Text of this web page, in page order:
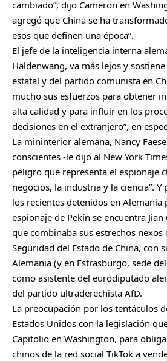
m
p
a
r
t
i
r
cambiado”, dijo Cameron en
agregó que China se ha
esos que definen una época”.
El jefe de la inteligencia interna
Haldenwang, va más lejos y
estatal y del partido comunista en
mucho sus esfuerzos para obtener
alta calidad y para influir en los
decisiones en el extranjero”, en
La mininterior alemana, Nancy
conscientes -le dijo al New York
peligro que representa el espionaje
negocios, la industria y la ciencia”.
los recientes detenidos en Alemania
espionaje de Pekín se encuentra
que combinaba sus estrechos
Seguridad del Estado de China, con
Alemania (y en Estrasburgo, sede
como asistente del eurodiputado
del partido ultraderechista AfD.
La preocupación por los tentáculos
Estados Unidos con la legislación
Capitolio en Washington, para
chinos de la red social TikTok a